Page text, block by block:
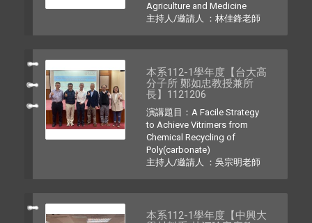
Agriculture and Medicine
主持人/邀請人 ：林佳鋒老師
本系112-1學年度【台大高
分子所 鄭如忠教授兼所
長】1121206
演講題目：A Facile Strategy
to Achieve Vitrimers from
Chemical Recycling of
Poly(carbonate)
主持人/邀請人 ：吳宗明老師
本系112-1學年度【中興大